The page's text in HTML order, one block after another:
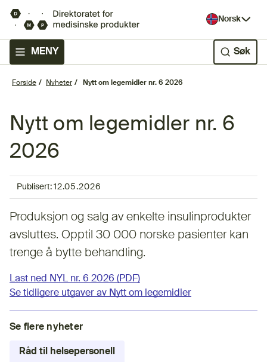
Norsk
MENY Søk
Forside Nyheter Nytt om legemidler nr. 6 2026
Nytt om legemidler nr. 6
2026
Publisert: 12.05.2026
Produksjon og salg av enkelte insulinprodukter
avsluttes. Opptil 30 000 norske pasienter kan
trenge å bytte behandling.
Last ned NYL nr. 6 2026 (PDF)
Se tidligere utgaver av Nytt om legemidler
Se flere nyheter
Råd til helsepersonell